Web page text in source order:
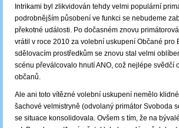
Intrikami byl zlikvidován tehdy velmi populární
podrobnějším působení ve funkci se nebudeme
překotné události. Po dočasném znovu
vrátil v roce 2010 za volební uskupení Občané pro
sdělovacím prostředkům se znovu stal velmi
scénu převálcovalo hnutí ANO, což nejlépe svědčí
občanů.
Ale ani toto vítězné volební uskupení nemělo
šachové velmistryně (odvolaný primátor Svoboda
se situace konsolidovala. Ovšem s tím, že na